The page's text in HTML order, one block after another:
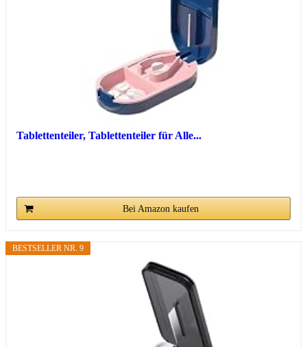
Tablettenteiler, Tablettenteiler für Alle...
Bei Amazon kaufen
BESTSELLER NR. 9